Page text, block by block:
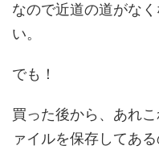
なので近道の道がな
い。
でも！
買った後から、あれ
ァイルを保存してあ